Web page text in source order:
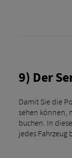
9) Der
Damit Sie die
sehen können,
buchen. In
jedes Fahrzeug